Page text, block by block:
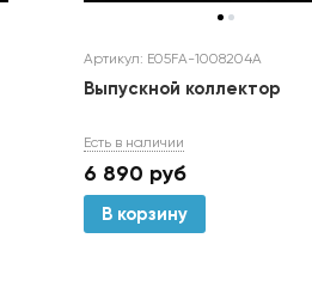
Артикул: E05FA-1008204A
Выпускной коллектор
Есть в наличии
6 890 руб
В корзину